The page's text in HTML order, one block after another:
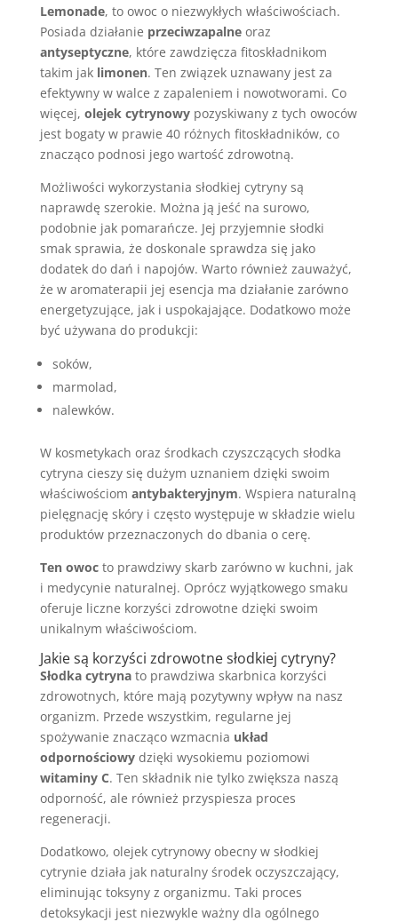
Lemonade, to owoc o niezwykłych właściwościach.
Posiada działanie przeciwzapalneoraz
antyseptyczne, które zawdzięcza fitoskładnikom
takim jak limonen. Ten związek uznawany jest za
efektywny w walce z zapaleniem i nowotworami. Co
więcej, olejek cytrynowypozyskiwany z tych owoców
jest bogaty w prawie 40 różnych fitoskładników, co
znacząco podnosi jego wartość zdrowotną.
Możliwości wykorzystania słodkiej cytryny są
naprawdę szerokie. Można ją jeść na surowo,
podobnie jak pomarańcze. Jej przyjemnie słodki
smak sprawia, że doskonale sprawdza się jako
dodatek do dań i napojów. Warto również zauważyć,
że w aromaterapii jej esencja ma działanie zarówno
energetyzujące, jak i uspokajające. Dodatkowo może
być używana do produkcji:
soków,
marmolad,
nalewków.
W kosmetykach oraz środkach czyszczących słodka
cytryna cieszy się dużym uznaniem dzięki swoim
właściwościom antybakteryjnym. Wspiera naturalną
pielęgnację skóry i często występuje w składzie wielu
produktów przeznaczonych do dbania o cerę.
Ten owocto prawdziwy skarb zarówno w kuchni, jak
i medycynie naturalnej. Oprócz wyjątkowego smaku
oferuje liczne korzyści zdrowotne dzięki swoim
unikalnym właściwościom.
Jakie są korzyści zdrowotne słodkiej cytryny?
Słodka cytrynato prawdziwa skarbnica korzyści
zdrowotnych, które mają pozytywny wpływ na nasz
organizm. Przede wszystkim, regularne jej
spożywanie znacząco wzmacnia układ
odpornościowydzięki wysokiemu poziomowi
witaminy C. Ten składnik nie tylko zwiększa naszą
odporność, ale również przyspiesza proces
regeneracji.
Dodatkowo, olejek cytrynowy obecny w słodkiej
cytrynie działa jak naturalny środek oczyszczający,
eliminując toksyny z organizmu. Taki proces
detoksykacji jest niezwykle ważny dla ogólnego